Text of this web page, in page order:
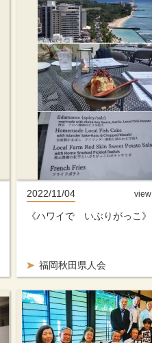
2022/11/04
福岡秋田県人会
《ハワイで いぶりがっこ》
view